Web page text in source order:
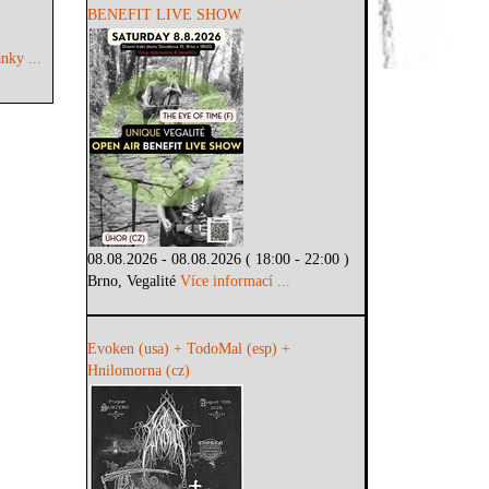
...
BENEFIT LIVE SHOW
08.08.2026 - 08.08.2026 ( 18:00 - 22:00 )
Brno, VegalitéVíce informací ...
Evoken (usa) + TodoMal (esp) +
Hnilomorna (cz)